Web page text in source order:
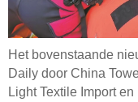
Het bovenstaande
Daily door China
Light Textile Import